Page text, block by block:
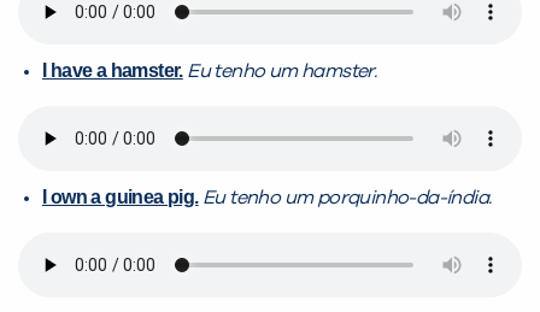
I have a hamster. Eu tenho um hamster.
I own a guinea pig. Eu tenho um porquinho-da-índia.